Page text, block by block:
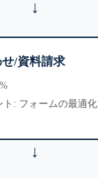
/資料請求
ト: フォームの最適化
↓